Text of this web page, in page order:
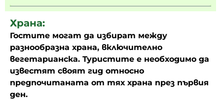
Храна:
Гостите могат да избират между
разнообразна храна, включително
вегетарианска. Туристите е необходимо да
известят своят гид относно
предпочитаната от тях храна през първия
ден.